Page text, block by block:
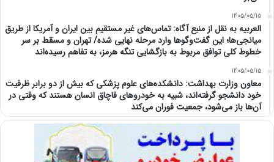
1405/05/15
العربیه به نقل از منبع آگاه: تماس‌های غیر مستقیم بین ایران و آمریکا از طریق
میانجی‌ها؛ این گفت‌و‌گو‌ها وارد مرحله نهایی شده/ تهران و مسقط بر سر
خطوط کلی توافق مربوط به بازگشایی تنگه هرمز، به تفاهم رسیده‌اند
1405/05/15
معاون وزارت بهداشت: دانشکده‌های علوم پزشکی که بیش از دو برابر ظرفیت
خود دانشجو گرفته‌اند، شبیه به خودرو‌های قاچاق انسان هستند که وقتی در
آن‌ها باز می‌شود، جمعیت فوران می‌کند